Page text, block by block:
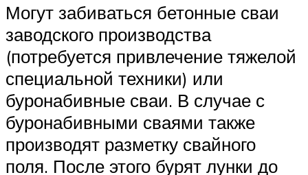
Могут забиваться бетонные сваи
заводского производства
(потребуется привлечение тяжелой
специальной техники) или
буронабивные сваи. В случае с
буронабивными сваями также
производят разметку свайного
поля. После этого бурят лунки до